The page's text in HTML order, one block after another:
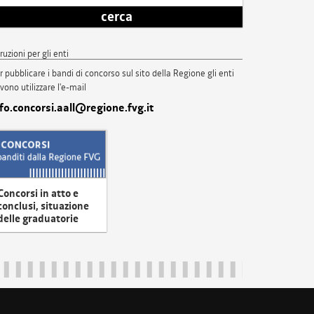
cerca
per gli enti
pubblicare i bandi di concorso sul sito della Regione gli enti
utilizzare l'e-mail
in atto e
situazione
graduatorie